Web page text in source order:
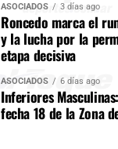
ASOCIADOS 3 días ago
Roncedo marca el
y la lucha por la
etapa decisiva
ASOCIADOS 6 días ago
Inferiores
fecha 18 de la Zona